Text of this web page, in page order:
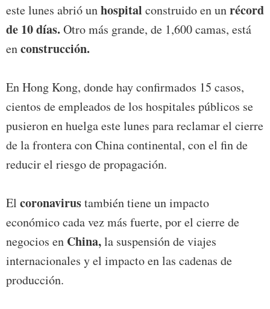
este lunes abrió unhospital construido en unrécord
de 10 días. Otro más grande, de 1,600 camas, está
enconstrucción.
En Hong Kong, donde hay confirmados 15 casos,
cientos de empleados de los hospitales públicos se
pusieron en huelga este lunes para reclamar el cierre
de la frontera con China continental, con el fin de
reducir el riesgo de propagación.
El coronavirustambién tiene un impacto
económico cada vez más fuerte, por el cierre de
negocios en China,la suspensión de viajes
internacionales y el impacto en las cadenas de
producción.